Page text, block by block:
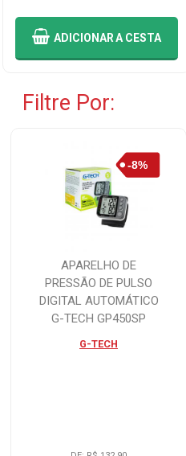
ADICIONARA CESTA
Filtre Por:
APARELHO DE
PRESSÃO DE PULSO
DIGITAL AUTOMÁTICO
G-TECH GP450SP
G-TECH